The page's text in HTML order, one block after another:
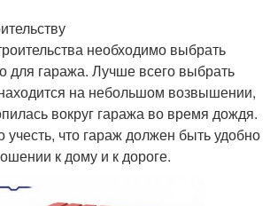
необходимо выбрать
для гаража. Лучше всего выбрать
на небольшом возвышении,
вокруг гаража во время дождя.
что гараж должен быть удобно
к дому и к дороге.